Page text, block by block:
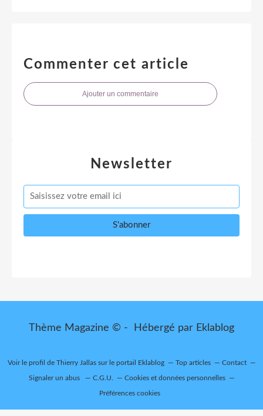
Commenter cet article
Ajouter un commentaire
Newsletter
Thème Magazine © - Hébergé par Eklablog
Voir le profil de Thierry Jallassur le portail Eklablog Top articles Contact
Signaler un abus C.G.U. Cookies et données personnelles
Préférences cookies